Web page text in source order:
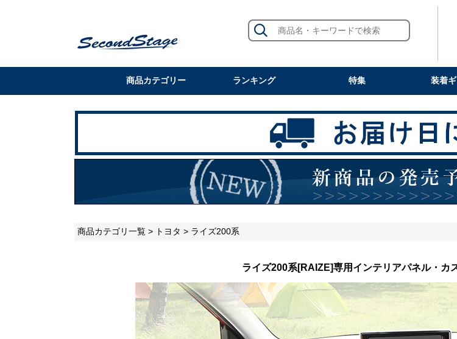
商品カテゴリー ランキング 特集 装着
商品カテゴリ一覧 > トヨタ > ライズ200系
ライズ200系[RAIZE]専用インテリアパネル・カ